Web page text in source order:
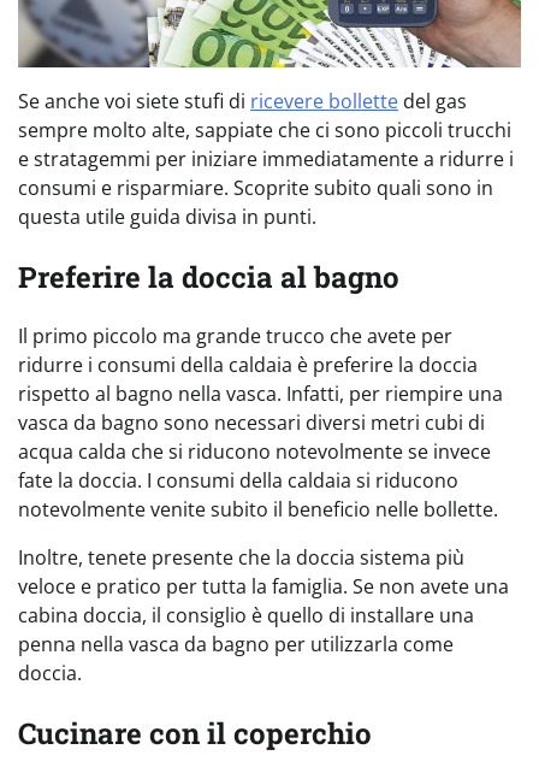
Se anche voi siete stufi di ricevere bollette del gas
sempre molto alte, sappiate che ci sono piccoli trucchi
e stratagemmi per iniziare immediatamente a ridurre i
consumi e risparmiare. Scoprite subito quali sono in
questa utile guida divisa in punti.
Preferire la doccia al bagno
Il primo piccolo ma grande trucco che avete per
ridurre i consumi della caldaia è preferire la doccia
rispetto al bagno nella vasca. Infatti, per riempire una
vasca da bagno sono necessari diversi metri cubi di
acqua calda che si riducono notevolmente se invece
fate la doccia. I consumi della caldaia si riducono
notevolmente venite subito il beneficio nelle bollette.
Inoltre, tenete presente che la doccia sistema più
veloce e pratico per tutta la famiglia. Se non avete una
cabina doccia, il consiglio è quello di installare una
penna nella vasca da bagno per utilizzarla come
doccia.
Cucinare con il coperchio